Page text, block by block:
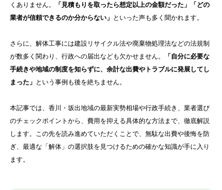
くありません。
「見積もりを取ったら想定以上の金額だった」「どの
業者が信頼できるのか分からない」 といった声も多く聞かれます。
さらに、解体工事には建設リサイクル法や廃棄物処理法などの法規制
が数多く関わり、行政への届出なども欠かせません。
「自分に必要な
手続きや地域の制度を知らずに、余計な出費やトラブルに発展してし
まった」 という事例も後を絶ちません。
本記事では、香川・坂出地域の最新実勢相場や行政手続き、業者選び
のチェックポイントから、費用を抑える具体的な方法まで、徹底解説
します。この先を読み進めていただくことで、無駄な出費や後悔を防
ぎ、最適な「解体」の選択肢を見つけるための確かな知識が手に入り
ます。